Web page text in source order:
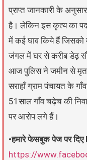
प्राप्त जानकारी के
है। लेकिन इस कृत्य का
में कई घाव किये हैं जिसको
जंगल में घर से करीब डेढ़
आज पुलिस ने जमीन से
सराहाँ ग्राम पंचायत के
51साल गाँव चढ़ेच की
पर आरोप लगे हैं।
•हमारे फेसबुक पेज पर
https://